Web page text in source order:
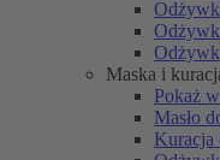
Maska i
Pokaż
Masło
Kuracja